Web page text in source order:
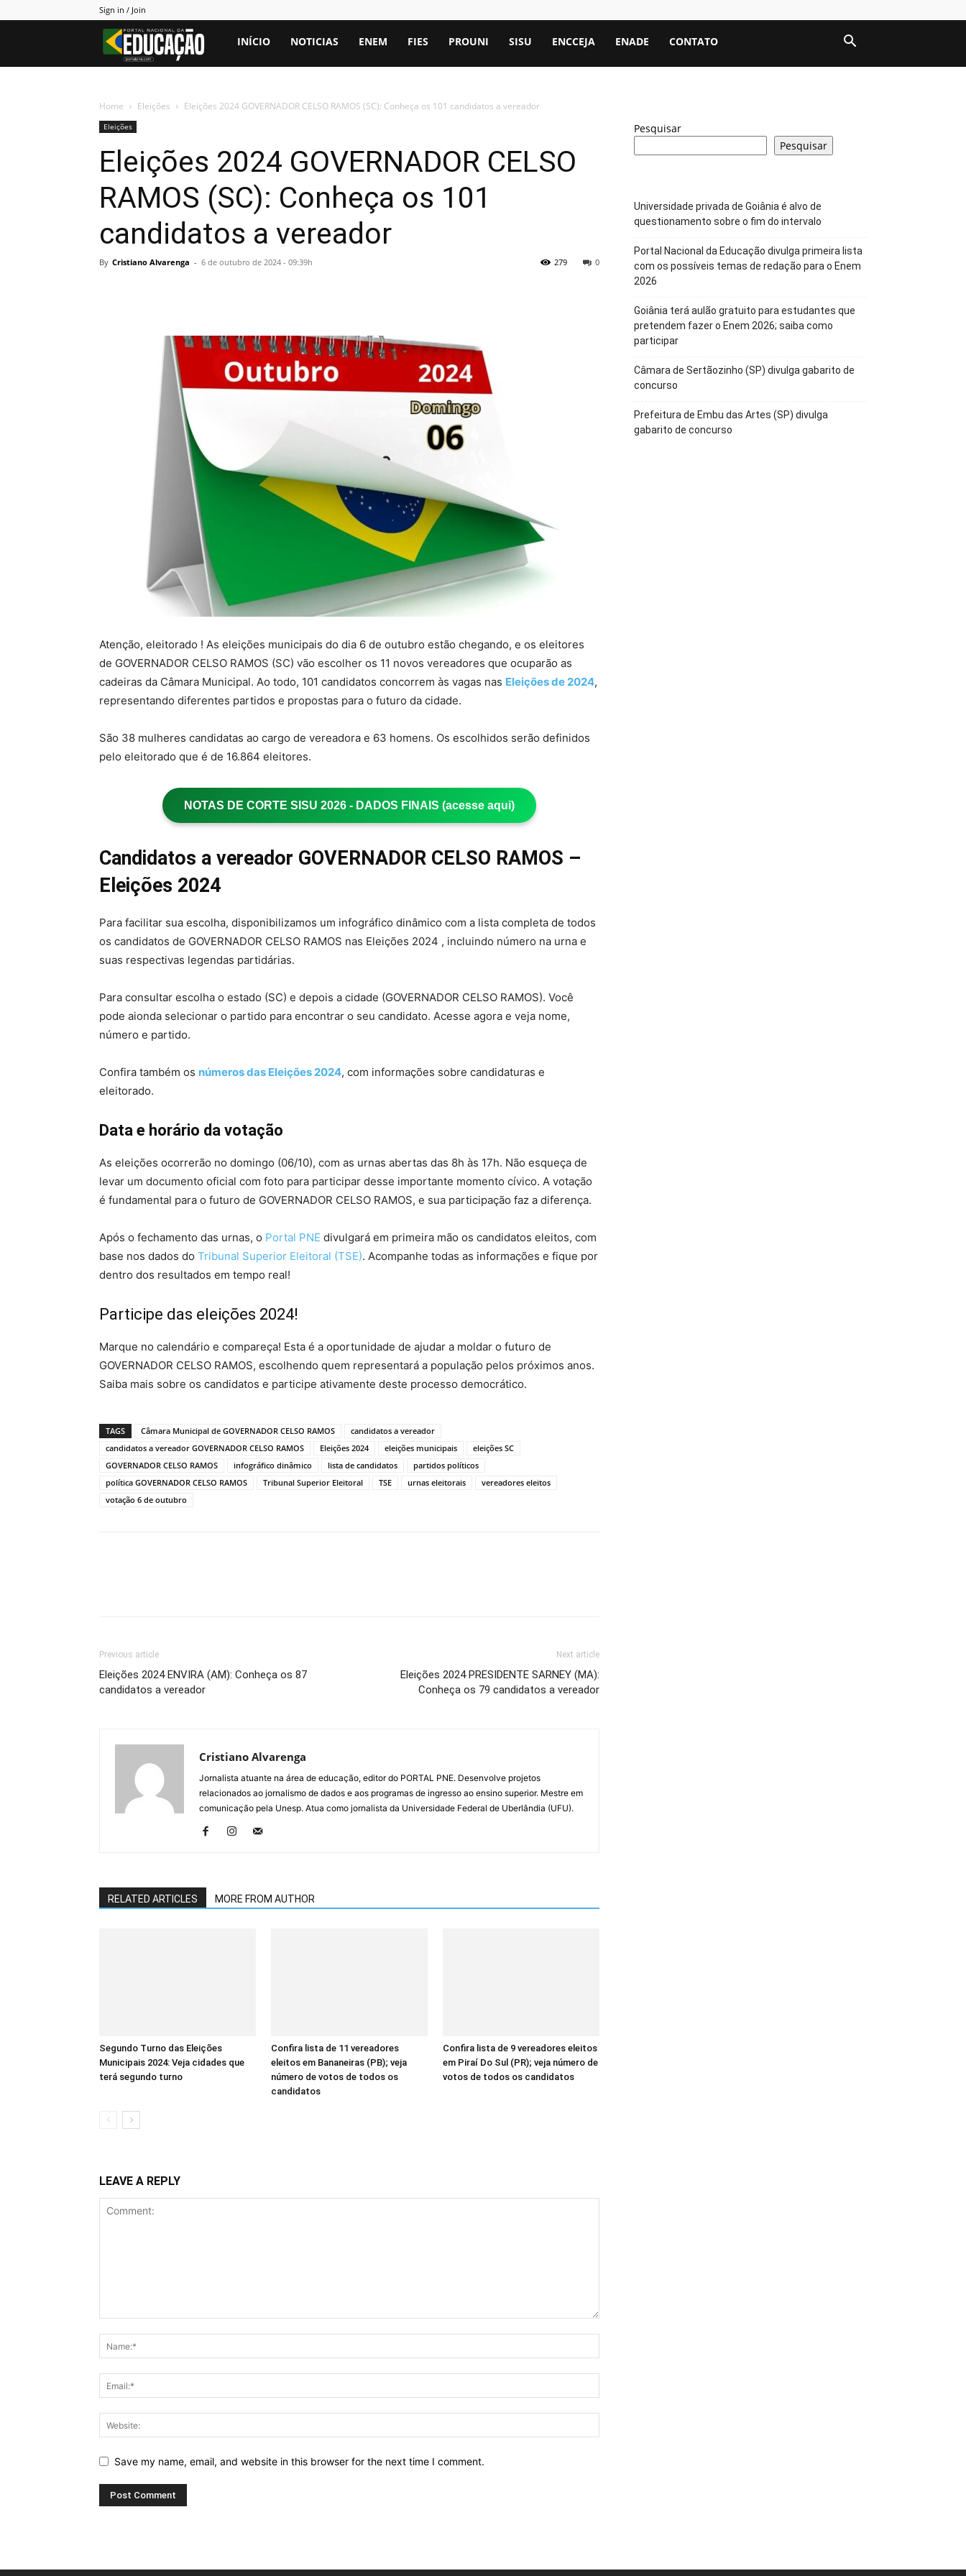
Sign in / Join
Portal
INÍCIO NOTICIAS ENEM FIES PROUNI SISU ENCCEJA ENADE CONTATO
Home Eleições Eleições 2024 GOVERNADOR CELSO RAMOS (SC): Conheça os 101 candidatos a vereador
Eleições
Eleições 2024 GOVERNADOR CELSO
RAMOS (SC): Conheça os 101
candidatos a vereador
By Cristiano Alvarenga - 6 de outubro de 2024 - 09:39h 0
279
Atenção, eleitorado ! As eleições municipais do dia 6 de outubro estão chegando, e os eleitores
de GOVERNADOR CELSO RAMOS (SC) vão escolher os 11 novos vereadores que ocuparão as
cadeiras da Câmara Municipal. Ao todo, 101 candidatos concorrem às vagas nas Eleições de 2024,
representando diferentes partidos e propostas para o futuro da cidade.
São 38 mulheres candidatas ao cargo de vereadora e 63 homens. Os escolhidos serão definidos
pelo eleitorado que é de 16.864 eleitores.
NOTAS DE CORTE SISU 2026 - DADOS FINAIS (acesse aqui)
Candidatos a vereador GOVERNADOR CELSO RAMOS –
Eleições 2024
Para facilitar sua escolha, disponibilizamos um infográfico dinâmico com a lista completa de todos
os candidatos de GOVERNADOR CELSO RAMOS nas Eleições 2024 , incluindo número na urna e
suas respectivas legendas partidárias.
Para consultar escolha o estado (SC) e depois a cidade (GOVERNADOR CELSO RAMOS). Você
pode aionda selecionar o partido para encontrar o seu candidato. Acesse agora e veja nome,
número e partido.
Confira também os números das Eleições 2024, com informações sobre candidaturas e
eleitorado.
Data e horário da votação
As eleições ocorrerão no domingo (06/10), com as urnas abertas das 8h às 17h. Não esqueça de
levar um documento oficial com foto para participar desse importante momento cívico. A votação
é fundamental para o futuro de GOVERNADOR CELSO RAMOS, e sua participação faz a diferença.
Após o fechamento das urnas, o Portal PNE divulgará em primeira mão os candidatos eleitos, com
base nos dados do Tribunal Superior Eleitoral (TSE). Acompanhe todas as informações e fique por
dentro dos resultados em tempo real!
Participe das eleições 2024!
Marque no calendário e compareça! Esta é a oportunidade de ajudar a moldar o futuro de
GOVERNADOR CELSO RAMOS, escolhendo quem representará a população pelos próximos anos.
Saiba mais sobre os candidatos e participe ativamente deste processo democrático.
TAGS Câmara Municipal de GOVERNADOR CELSO RAMOS
candidatos a vereador
candidatos a vereador GOVERNADOR CELSO RAMOS
Eleições 2024 eleições municipais
eleições SC
GOVERNADOR CELSO RAMOS
infográfico dinâmico lista de candidatos
partidos políticos
política GOVERNADOR CELSO RAMOS
Tribunal Superior Eleitoral TSE urnas eleitorais
vereadores eleitos
votação 6 de outubro
Previous article
Eleições 2024 ENVIRA (AM): Conheça os 87
candidatos a vereador
Next article
Eleições 2024 PRESIDENTE SARNEY (MA):
Conheça os 79 candidatos a vereador
Cristiano Alvarenga
Jornalista atuante na área de educação, editor do PORTAL PNE. Desenvolve projetos
relacionados ao jornalismo de dados e aos programas de ingresso ao ensino superior. Mestre em
comunicação pela Unesp. Atua como jornalista da Universidade Federal de Uberlândia (UFU).
RELATED ARTICLES MORE FROM AUTHOR
Segundo Turno das Eleições
Municipais 2024: Veja cidades que
terá segundo turno
Confira lista de 11 vereadores
eleitos em Bananeiras (PB); veja
número de votos de todos os
candidatos
Confira lista de 9 vereadores eleitos
em Piraí Do Sul (PR); veja número de
votos de todos os candidatos
LEAVE A REPLY
Save my name, email, and website in this browser for the next time I comment.
Pesquisar
Pesquisar
Universidade privada de Goiânia é alvo de
questionamento sobre o fim do intervalo
Portal Nacional da Educação divulga primeira lista
com os possíveis temas de redação para o Enem
2026
Goiânia terá aulão gratuito para estudantes que
pretendem fazer o Enem 2026; saiba como
participar
Câmara de Sertãozinho (SP) divulga gabarito de
concurso
Prefeitura de Embu das Artes (SP) divulga
gabarito de concurso